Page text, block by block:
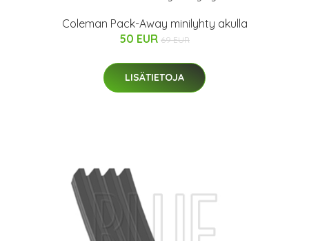
Coleman Pack-Away minilyhty akulla
50 EUR 69 EUR
LISÄTIETOJA